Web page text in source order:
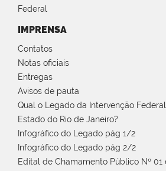
Federal
IMPRENSA
Contatos
Notas oficiais
Entregas
Avisos de pauta
Qual o Legado da Intervenção
Estado do Rio de Janeiro?
Infográfico do Legado pág 1/2
Infográfico do Legado pág 2/2
Edital de Chamamento Público Nº 01